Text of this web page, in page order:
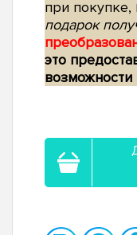
при покупке,
подарок
это